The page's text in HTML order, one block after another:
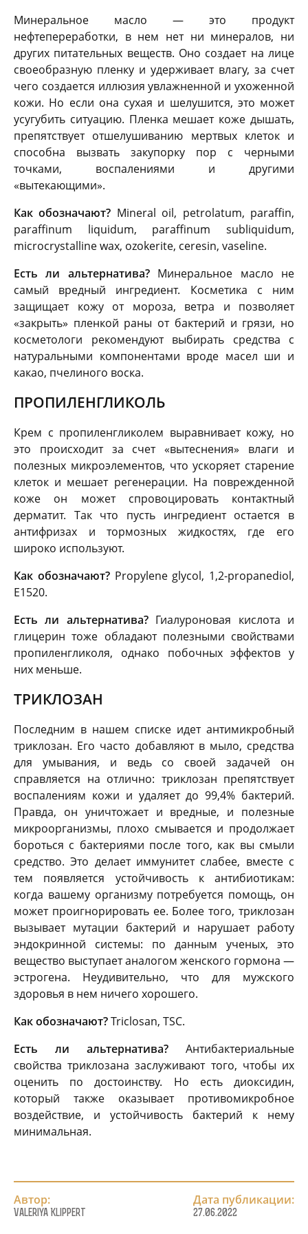
Минеральное масло — это продукт
нефтепереработки, в нем нет ни минералов, ни
других питательных веществ. Оно создает на лице
своеобразную пленку и удерживает влагу, за счет
чего создается иллюзия увлажненной и ухоженной
кожи. Но если она сухая и шелушится, это может
усугубить ситуацию. Пленка мешает коже дышать,
препятствует отшелушиванию мертвых клеток и
способна вызвать закупорку пор с черными
точками, воспалениями и другими
«вытекающими».
Как обозначают? Mineral oil, petrolatum, paraffin,
paraffinum liquidum, paraffinum subliquidum,
microcrystalline wax, ozokerite, ceresin, vaseline.
Есть ли альтернатива?Минеральное масло не
самый вредный ингредиент. Косметика с ним
защищает кожу от мороза, ветра и позволяет
«закрыть» пленкой раны от бактерий и грязи, но
косметологи рекомендуют выбирать средства с
натуральными компонентами вроде масел ши и
какао, пчелиного воска.
ПРОПИЛЕНГЛИКОЛЬ
Крем с пропиленгликолем выравнивает кожу, но
это происходит за счет «вытеснения» влаги и
полезных микроэлементов, что ускоряет старение
клеток и мешает регенерации. На поврежденной
коже он может спровоцировать контактный
дерматит. Так что пусть ингредиент остается в
антифризах и тормозных жидкостях, где его
широко используют.
Как обозначают?Propylene glycol, 1,2-propanediol,
E1520.
Есть ли альтернатива?Гиалуроновая кислота и
глицерин тоже обладают полезными свойствами
пропиленгликоля, однако побочных эффектов у
них меньше.
ТРИКЛОЗАН
Последним в нашем списке идет антимикробный
триклозан. Его часто добавляют в мыло, средства
для умывания, и ведь со своей задачей он
справляется на отлично: триклозан препятствует
воспалениям кожи и удаляет до 99,4% бактерий.
Правда, он уничтожает и вредные, и полезные
микроорганизмы, плохо смывается и продолжает
бороться с бактериями после того, как вы смыли
средство. Это делает иммунитет слабее, вместе с
тем появляется устойчивость к антибиотикам:
когда вашему организму потребуется помощь, он
может проигнорировать ее. Более того, триклозан
вызывает мутации бактерий и нарушает работу
эндокринной системы: по данным ученых, это
вещество выступает аналогом женского гормона —
эстрогена. Неудивительно, что для мужского
здоровья в нем ничего хорошего.
Как обозначают?Triclosan, TSC.
Есть ли альтернатива? Антибактериальные
свойства триклозана заслуживают того, чтобы их
оценить по достоинству. Но есть диоксидин,
который также оказывает противомикробное
воздействие, и устойчивость бактерий к нему
минимальная.
Автор:
Valeriya Klippert
Дата публикации:
27.06.2022